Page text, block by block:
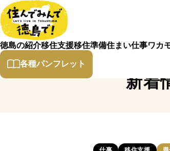
徳島の紹介移住支援移住準備住まい仕事ワカ
各種パンフレット
新着